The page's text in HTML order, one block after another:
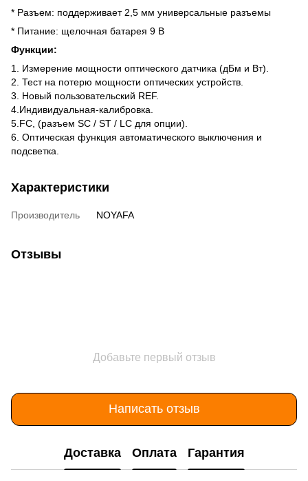
* Разъем: поддерживает 2,5 мм универсальные разъемы
* Питание: щелочная батарея 9 В
Функции:
1. Измерение мощности оптического датчика (дБм и Вт).
2. Тест на потерю мощности оптических устройств.
3. Новый пользовательский REF.
4.Индивидуальная-калибровка.
5.FC, (разъем SC / ST / LC для опции).
6. Оптическая функция автоматического выключения и
подсветка.
Характеристики
Производитель NOYAFA
Отзывы
Добавьте первый отзыв
Написать отзыв
Доставка Оплата Гарантия